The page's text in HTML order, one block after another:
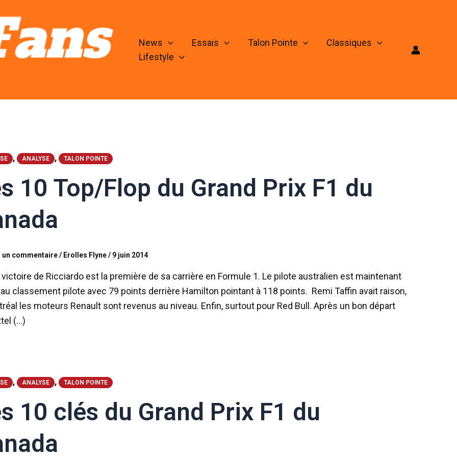
News Essais Talon Pointe
Classiques
Lifestyle
, ANALYSE , TALON POINTE
10 Top/Flop du Grand Prix F1 du
un commentaire/ Erolles Flyne/ 9 juin 2014
de Ricciardo est la première de sa carrière en Formule 1. Le pilote australien est maintenant
classement pilote avec 79 points derrière Hamilton pointant à 118 points. Remi Taffin avait raison,
les moteurs Renault sont revenus au niveau. Enfin, surtout pour Red Bull. Après un bon départ
(…)
, ANALYSE , TALON POINTE
10 clés du Grand Prix F1 du